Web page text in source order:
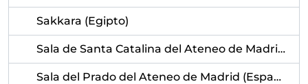
Sakkara (Egipto)
Sala de Santa Catalina del Ateneo de Madrid (España)
Sala del Prado del Ateneo de Madrid (España)